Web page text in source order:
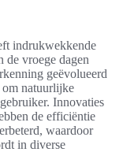
indrukwekkende
de vroege dagen
geëvolueerd
om natuurlijke
Innovaties
de efficiëntie
waardoor
in diverse